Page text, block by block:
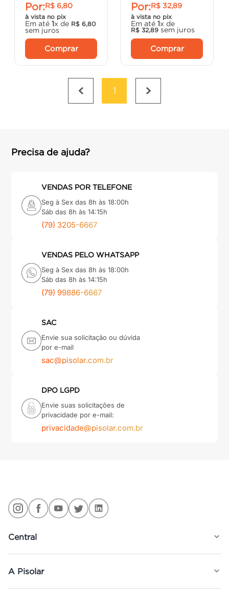
Por:R$ 6,80
à vista no pix
Em até 1x de R$ 6,80
sem juros
Comprar
Por:R$ 32,89
à vista no pix
Em até 1x de
R$ 32,89 sem juros
Comprar
1
Precisa de ajuda?
VENDAS POR TELEFONE
Seg à Sex das 8h às 18:00h
Sáb das 8h às 14:15h
(79) 3205-6667
VENDAS PELO WHATSAPP
Seg à Sex das 8h às 18:00h
Sáb das 8h às 14:15h
(79) 99886-6667
SAC
Envie sua solicitação ou dúvida
por e-mail
sac@pisolar.com.br
DPO LGPD
Envie suas solicitações de
privacidade por e-mail:
privacidade@pisolar.com.br
Central
A Pisolar